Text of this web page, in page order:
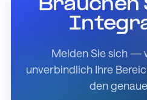
Brauchen
Melden Sie sich —
unverbindlich Ihre
den